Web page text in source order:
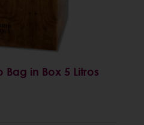
in Box 5 Litros